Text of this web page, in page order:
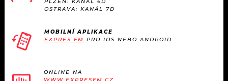
OSTRAVA: KANÁL 7D
MOBILNÍ APLIKACE
EXPRES FM PRO IOS NEBO ANDROID.
ONLINE NA